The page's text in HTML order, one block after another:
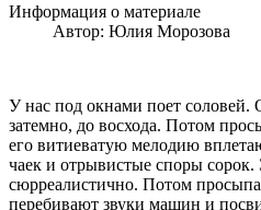
Информация о материале
Автор: Юлия Морозова
У нас под окнами поет соловей.
затемно, до восхода. Потом
его витиеватую мелодию
чаек и отрывистые споры сорок.
сюрреалистично. Потом
перебивают звуки машин и